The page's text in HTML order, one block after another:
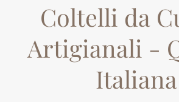
Coltelli da
Artigianali -
Italiana